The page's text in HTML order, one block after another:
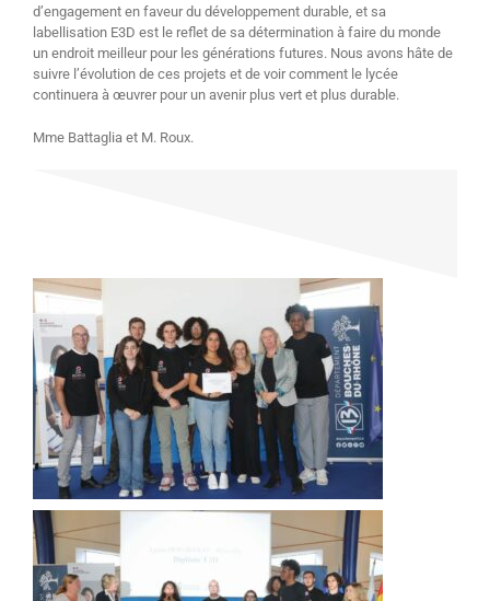
d’engagement en faveur du développement durable, et sa
labellisation E3D est le reflet de sa détermination à faire du monde
un endroit meilleur pour les générations futures. Nous avons hâte de
suivre l’évolution de ces projets et de voir comment le lycée
continuera à œuvrer pour un avenir plus vert et plus durable.
Mme Battaglia et M. Roux.